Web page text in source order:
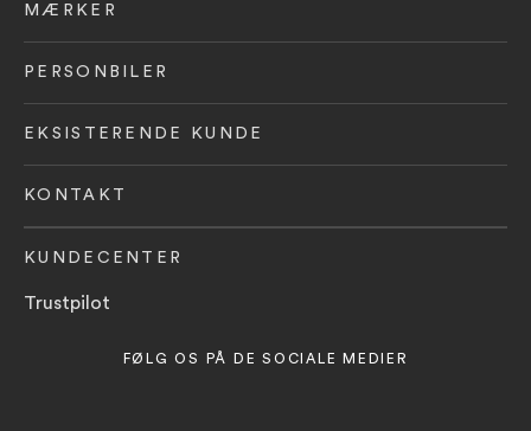
MÆRKER
PERSONBILER
EKSISTERENDE KUNDE
KONTAKT
KUNDECENTER
Trustpilot
FØLG OS PÅ DE SOCIALE MEDIER